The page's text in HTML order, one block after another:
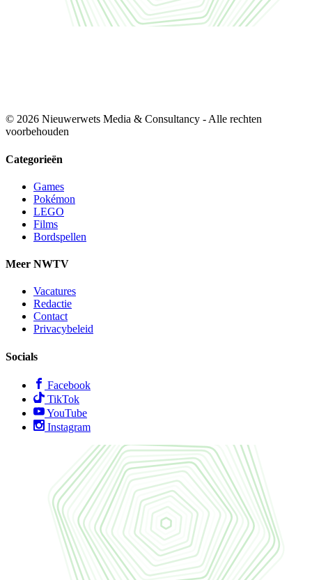
© 2026 Nieuwerwets Media & Consultancy - Alle rechten
voorbehouden
Categorieën
Games
Pokémon
LEGO
Films
Bordspellen
Meer NWTV
Vacatures
Redactie
Contact
Privacybeleid
Socials
Facebook
TikTok
YouTube
Instagram